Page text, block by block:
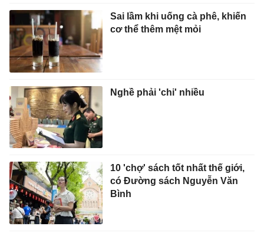
Sai lầm khi uống cà phê, khiến
cơ thể thêm mệt mỏi
Nghề phải 'chi' nhiều
10 'chợ' sách tốt nhất thế giới,
có Đường sách Nguyễn Văn
Bình